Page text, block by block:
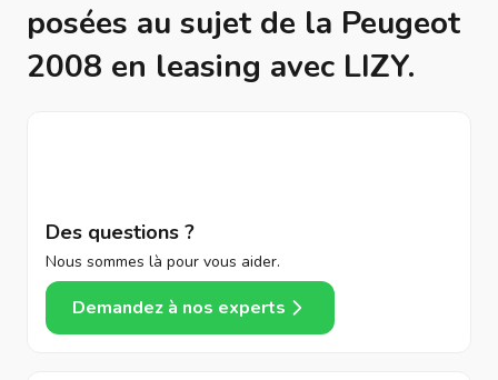
posées au sujet de la Peugeot
2008 en leasing avec LIZY.
Des questions ?
Nous sommes là pour vous aider.
Demandez à nos experts